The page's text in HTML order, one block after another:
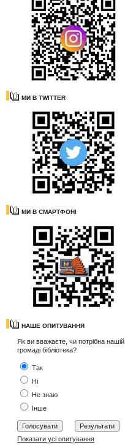
МИ В TWITTER
МИ В СМАРТФОНІ
НАШЕ ОПИТУВАННЯ
Як ви вважаєте, чи потрібна нашій
громаді бібліотека?
Так
Ні
Не знаю
Інше
Показати усі опитування